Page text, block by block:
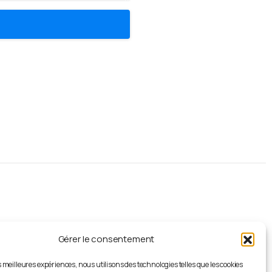
Gérer le consentement
meilleures expériences, nous utilisons des technologies telles que les cookies
actualités de l' AJAG directement dans
votre boîte de réception, gratuitement.